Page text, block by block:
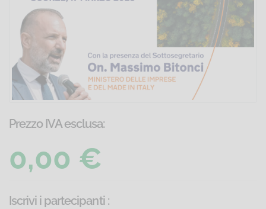
Prezzo IVA esclusa:
0,00 €
Iscrivi i partecipanti :